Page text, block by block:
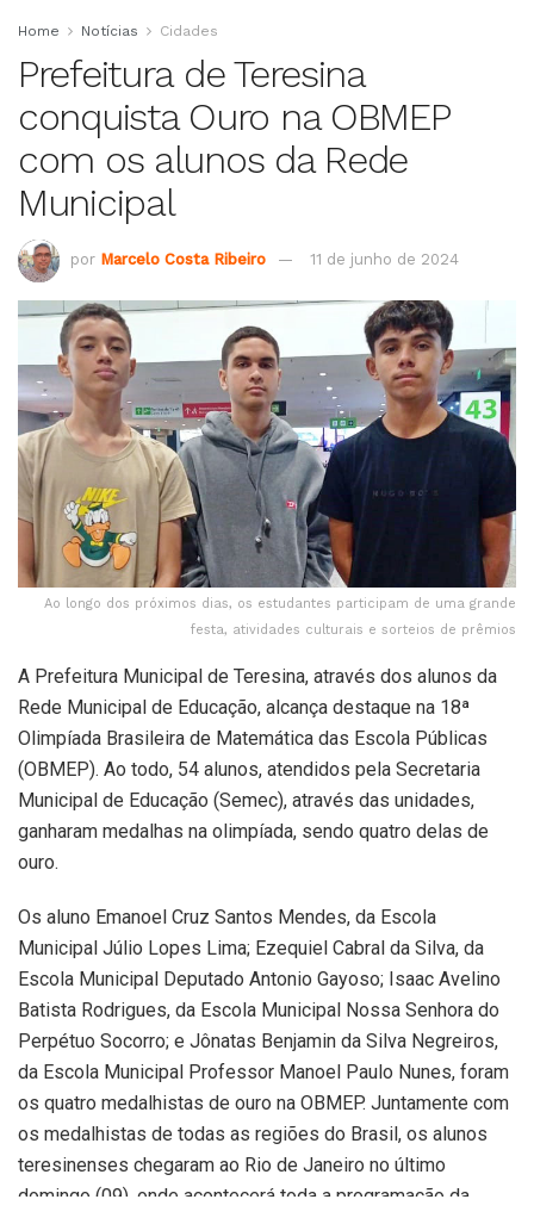
Home Notícias Cidades
Prefeitura de Teresina
conquista Ouro na OBMEP
com os alunos da Rede
Municipal
por Marcelo Costa Ribeiro 11 de junho de 2024
Ao longo dos próximos dias, os estudantes participam de uma grande
festa, atividades culturais e sorteios de prêmios
A Prefeitura Municipal de Teresina, através dos alunos da
Rede Municipal de Educação, alcança destaque na 18ª
Olimpíada Brasileira de Matemática das Escola Públicas
(OBMEP). Ao todo, 54 alunos, atendidos pela Secretaria
Municipal de Educação (Semec), através das unidades,
ganharam medalhas na olimpíada, sendo quatro delas de
ouro.
Os aluno Emanoel Cruz Santos Mendes, da Escola
Municipal Júlio Lopes Lima; Ezequiel Cabral da Silva, da
Escola Municipal Deputado Antonio Gayoso; Isaac Avelino
Batista Rodrigues, da Escola Municipal Nossa Senhora do
Perpétuo Socorro; e Jônatas Benjamin da Silva Negreiros,
da Escola Municipal Professor Manoel Paulo Nunes, foram
os quatro medalhistas de ouro na OBMEP. Juntamente com
os medalhistas de todas as regiões do Brasil, os alunos
teresinenses chegaram ao Rio de Janeiro no último
domingo (09), onde acontecerá toda a programação da